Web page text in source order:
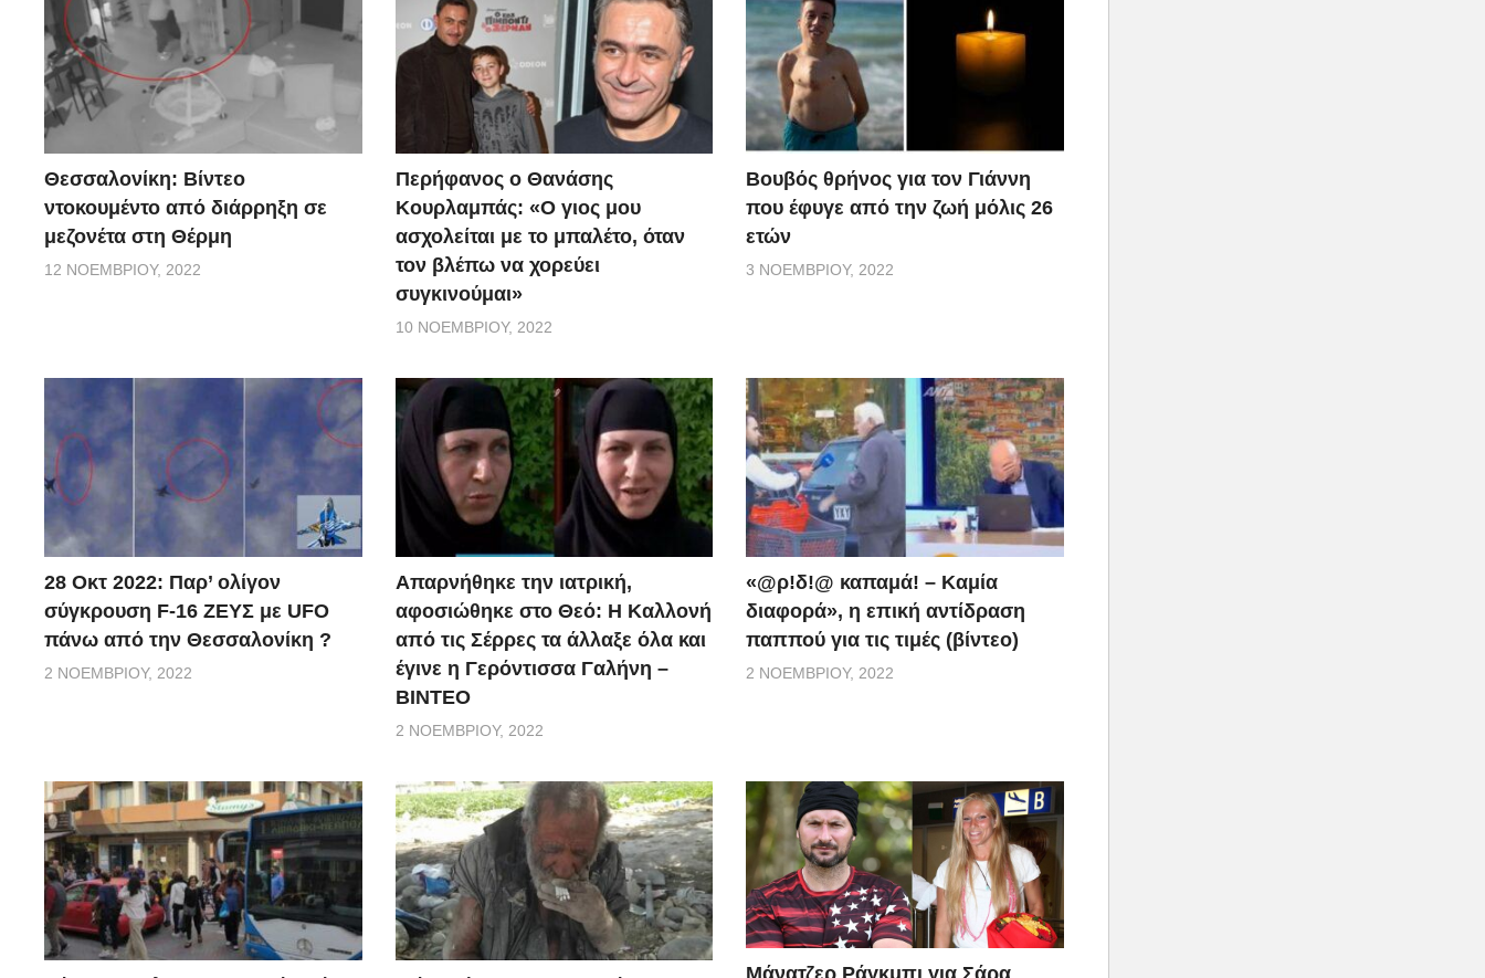
Θεσσαλονίκη: Βίντεο
ντοκουμέντο από διάρρηξη σε
μεζονέτα στη Θέρμη
12 ΝΟΕΜΒΡΊΟΥ, 2022
Περήφανος ο Θανάσης
Κουρλαμπάς: «Ο γιος μου
ασχολείται με το μπαλέτο, όταν
τον βλέπω να χορεύει
συγκινούμαι»
10 ΝΟΕΜΒΡΊΟΥ, 2022
Βουβός θρήνος για τον Γιάννη
που έφυγε από την ζωή μόλις 26
ετών
3 ΝΟΕΜΒΡΊΟΥ, 2022
28 Οκτ 2022: Παρ’ ολίγον
σύγκρουση F-16 ΖΕΥΣ με UFO
πάνω από την Θεσσαλονίκη ?
2 ΝΟΕΜΒΡΊΟΥ, 2022
Απαρνήθηκε την ιατρική,
αφοσιώθηκε στο Θεό: Η Καλλονή
από τις Σέρρες τα άλλαξε όλα και
έγινε η Γερόντισσα Γαλήνη –
ΒΙΝΤΕΟ
2 ΝΟΕΜΒΡΊΟΥ, 2022
«@ρ!δ!@ καπαμά! – Καμία
διαφορά», η επική αντίδραση
παππού για τις τιμές (βίντεο)
2 ΝΟΕΜΒΡΊΟΥ, 2022